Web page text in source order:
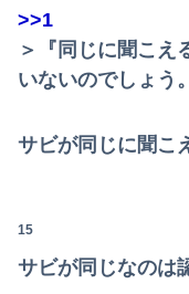
【画像】マジで復活
>>1
＞『同じに聞こえ
いないのでしょう。
サビが同じに聞こ
15
サビが同じなのは